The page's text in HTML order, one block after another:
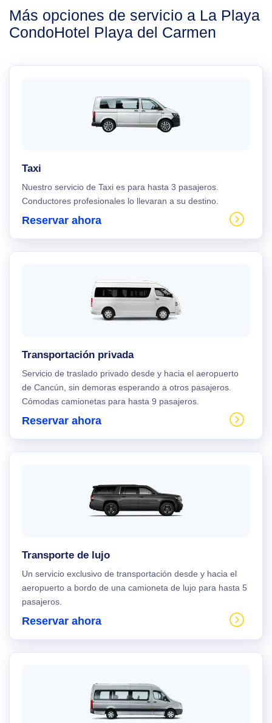
Más opciones de servicio a La Playa
CondoHotel Playa del Carmen
Taxi
Nuestro servicio de Taxi es para hasta 3 pasajeros.
Conductores profesionales lo llevaran a su destino.
Reservar ahora
Transportación privada
Servicio de traslado privado desde y hacia el aeropuerto
de Cancún, sin demoras esperando a otros pasajeros.
Cómodas camionetas para hasta 9 pasajeros.
Reservar ahora
Transporte de lujo
Un servicio exclusivo de transportación desde y hacia el
aeropuerto a bordo de una camioneta de lujo para hasta 5
pasajeros.
Reservar ahora